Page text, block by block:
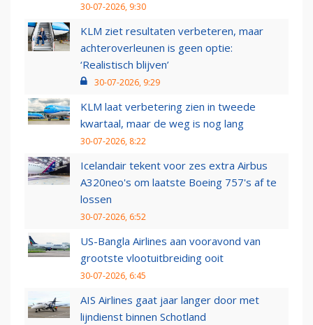
30-07-2026, 9:30
KLM ziet resultaten verbeteren, maar
achteroverleunen is geen optie:
‘Realistisch blijven’
30-07-2026, 9:29
KLM laat verbetering zien in tweede
kwartaal, maar de weg is nog lang
30-07-2026, 8:22
Icelandair tekent voor zes extra Airbus
A320neo's om laatste Boeing 757's af te
lossen
30-07-2026, 6:52
US-Bangla Airlines aan vooravond van
grootste vlootuitbreiding ooit
30-07-2026, 6:45
AIS Airlines gaat jaar langer door met
lijndienst binnen Schotland